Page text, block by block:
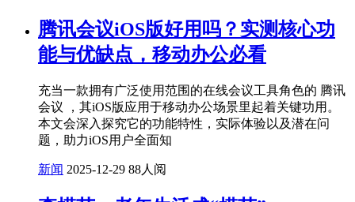
腾讯会议iOS版好用吗？实测核心功
能与优缺点，移动办公必看
充当一款拥有广泛使用范围的在线会议工具角色的 腾讯
会议 ，其iOS版应用于移动办公场景里起着关键功用。
本文会深入探究它的功能特性，实际体验以及潜在问
题，助力iOS用户全面知
新闻 2025-12-29 88人阅